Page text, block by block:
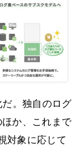
。独自のログ
か、これまで
対象に応じて